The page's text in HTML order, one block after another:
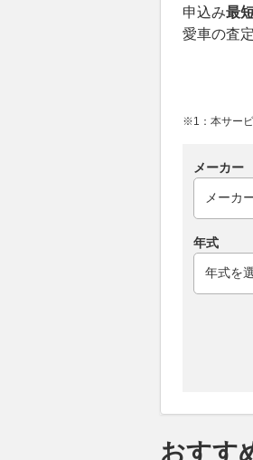
申込み最
愛車の査
※1：本サー
メーカー
年式
おすす